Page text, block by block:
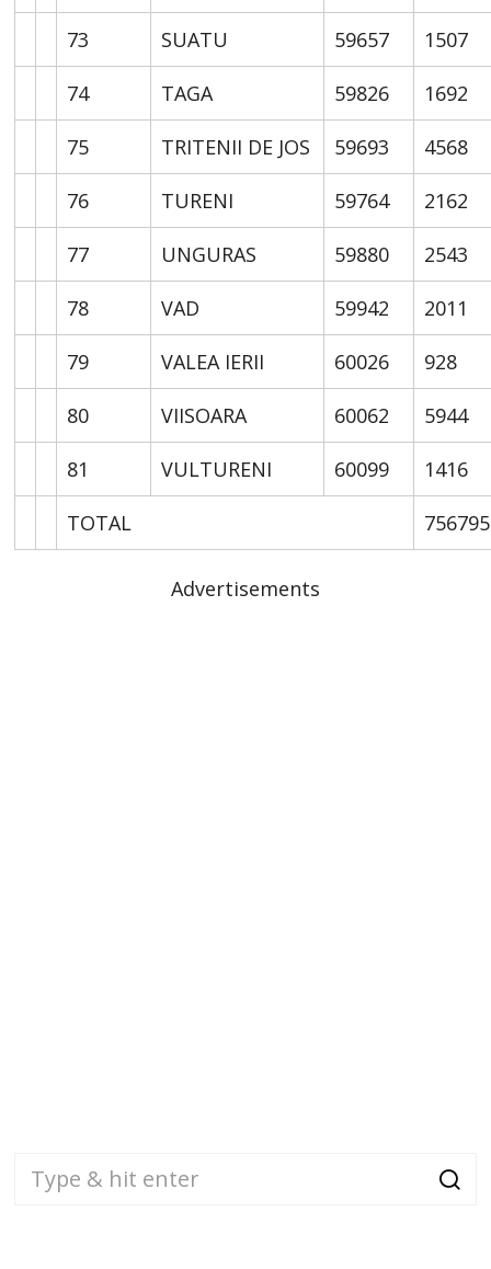
73 SUATU 59657 1507
74 TAGA 59826 1692
75 TRITENII DE JOS 59693 4568
76 TURENI 59764 2162
77 UNGURAS 59880 2543
78 VAD 59942 2011
79 VALEA IERII 60026 928
80 VIISOARA 60062 5944
81 VULTURENI 60099 1416
TOTAL 756795
Advertisements